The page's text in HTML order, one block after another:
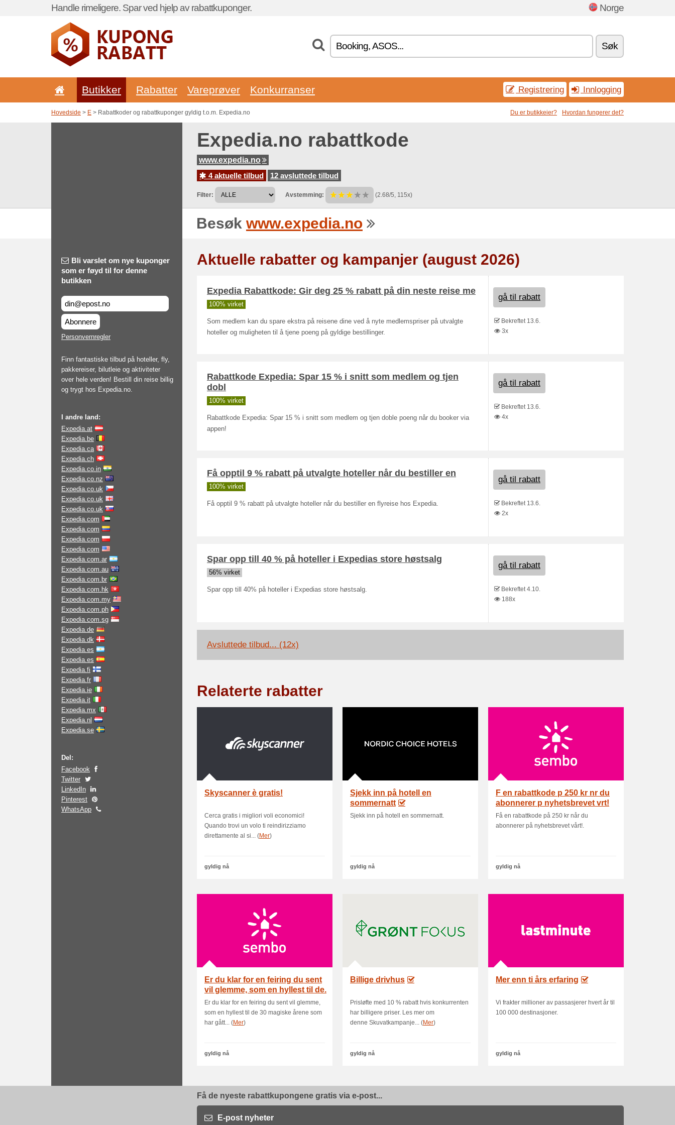
Handle rimeligere. Spar ved hjelp av rabattkuponger. Norge
Søk
Butikker Rabatter Vareprøver Konkurranser Registrering Innlogging
Hovedside > E > Rabattkoder og rabattkuponger gyldig t.o.m. Expedia.no Du er butikkeier? Hvordan fungerer det?
Expedia.no rabattkode
www.expedia.no
4 aktuelle tilbud
12 avsluttede tilbud
Filter: Avstemming: (2.68/5, 115x)
Besøk www.expedia.no
Bli varslet om nye kuponger
som er føyd til for denne
butikken
Abonnere
Personvernregler
Finn fantastiske tilbud på hoteller, fly,
pakkereiser, bilutleie og aktiviteter
over hele verden! Bestill din reise billig
og trygt hos Expedia.no.
I andre land:
Expedia.at
Expedia.be
Expedia.ca
Expedia.ch
Expedia.co.in
Expedia.co.nz
Expedia.co.uk
Expedia.co.uk
Expedia.co.uk
Expedia.com
Expedia.com
Expedia.com
Expedia.com
Expedia.com.ar
Expedia.com.au
Expedia.com.br
Expedia.com.hk
Expedia.com.my
Expedia.com.ph
Expedia.com.sg
Expedia.de
Expedia.dk
Expedia.es
Expedia.es
Expedia.fi
Expedia.fr
Expedia.ie
Expedia.it
Expedia.mx
Expedia.nl
Expedia.se
Del:
Facebook
Twitter
LinkedIn
Pinterest
WhatsApp
Aktuelle rabatter og kampanjer (august 2026)
Expedia Rabattkode: Gir deg 25 % rabatt på din neste reise me
100% virket
Som medlem kan du spare ekstra på reisene dine ved å nyte medlemspriser på utvalgte
hoteller og muligheten til å tjene poeng på gyldige bestillinger.
gå til rabatt
Bekreftet 13.6.
3x
Rabattkode Expedia: Spar 15 % i snitt som medlem og tjen
dobl
100% virket
Rabattkode Expedia: Spar 15 % i snitt som medlem og tjen doble poeng når du booker via
appen!
gå til rabatt
Bekreftet 13.6.
4x
Få opptil 9 % rabatt på utvalgte hoteller når du bestiller en
100% virket
Få opptil 9 % rabatt på utvalgte hoteller når du bestiller en flyreise hos Expedia.
gå til rabatt
Bekreftet 13.6.
2x
Spar opp till 40 % på hoteller i Expedias store høstsalg
56% virket
Spar opp till 40% på hoteller i Expedias store høstsalg.
gå til rabatt
Bekreftet 4.10.
188x
Avsluttede tilbud... (12x)
Relaterte rabatter
Skyscanner è gratis!
Cerca gratis i migliori voli economici!
Quando trovi un volo ti reindirizziamo
direttamente al si... (Mer)
gyldig nå
Sjekk inn på hotell en
sommernatt
Sjekk inn på hotell en sommernatt.
gyldig nå
F en rabattkode p 250 kr nr du
abonnerer p nyhetsbrevet vrt!
Få en rabattkode på 250 kr når du
abonnerer på nyhetsbrevet vårt!.
gyldig nå
Er du klar for en feiring du sent
vil glemme, som en hyllest til de.
Er du klar for en feiring du sent vil glemme,
som en hyllest til de 30 magiske årene som
har gått... (Mer)
gyldig nå
Billige drivhus
Prisløfte med 10 % rabatt hvis konkurrenten
har billigere priser. Les mer om
denne Skuvatkampanje... (Mer)
gyldig nå
Mer enn ti års erfaring
Vi frakter millioner av passasjerer hvert år til
100 000 destinasjoner.
gyldig nå
Få de nyeste rabattkupongene gratis via e-post...
E-post nyheter